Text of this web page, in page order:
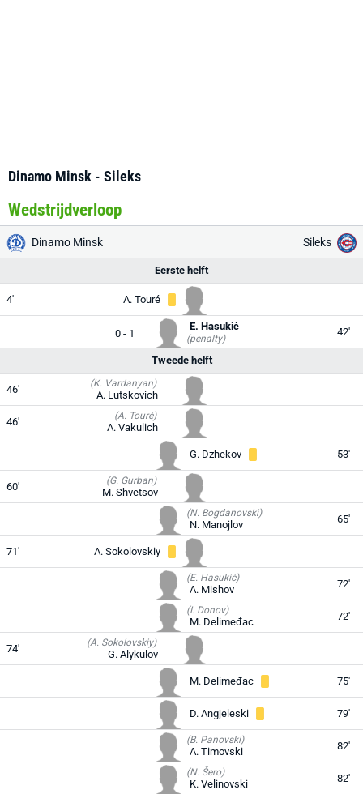
Dinamo Minsk - Sileks
Wedstrijdverloop
Dinamo Minsk Sileks
Eerste helft
4' A. Touré
0 - 1
E. Hasukić
(penalty)
42'
Tweede helft
46' (K. Vardanyan)
A. Lutskovich
46' (A. Touré)
A. Vakulich
G. Dzhekov 53'
60' (G. Gurban)
M. Shvetsov
(N. Bogdanovski)
N. Manojlov 65'
71' A. Sokolovskiy
(E. Hasukić)
A. Mishov 72'
(I. Donov)
M. Delimeđac 72'
74' (A. Sokolovskiy)
G. Alykulov
M. Delimeđac 75'
D. Angjeleski 79'
(B. Panovski)
A. Timovski 82'
(N. Šero)
K. Velinovski 82'